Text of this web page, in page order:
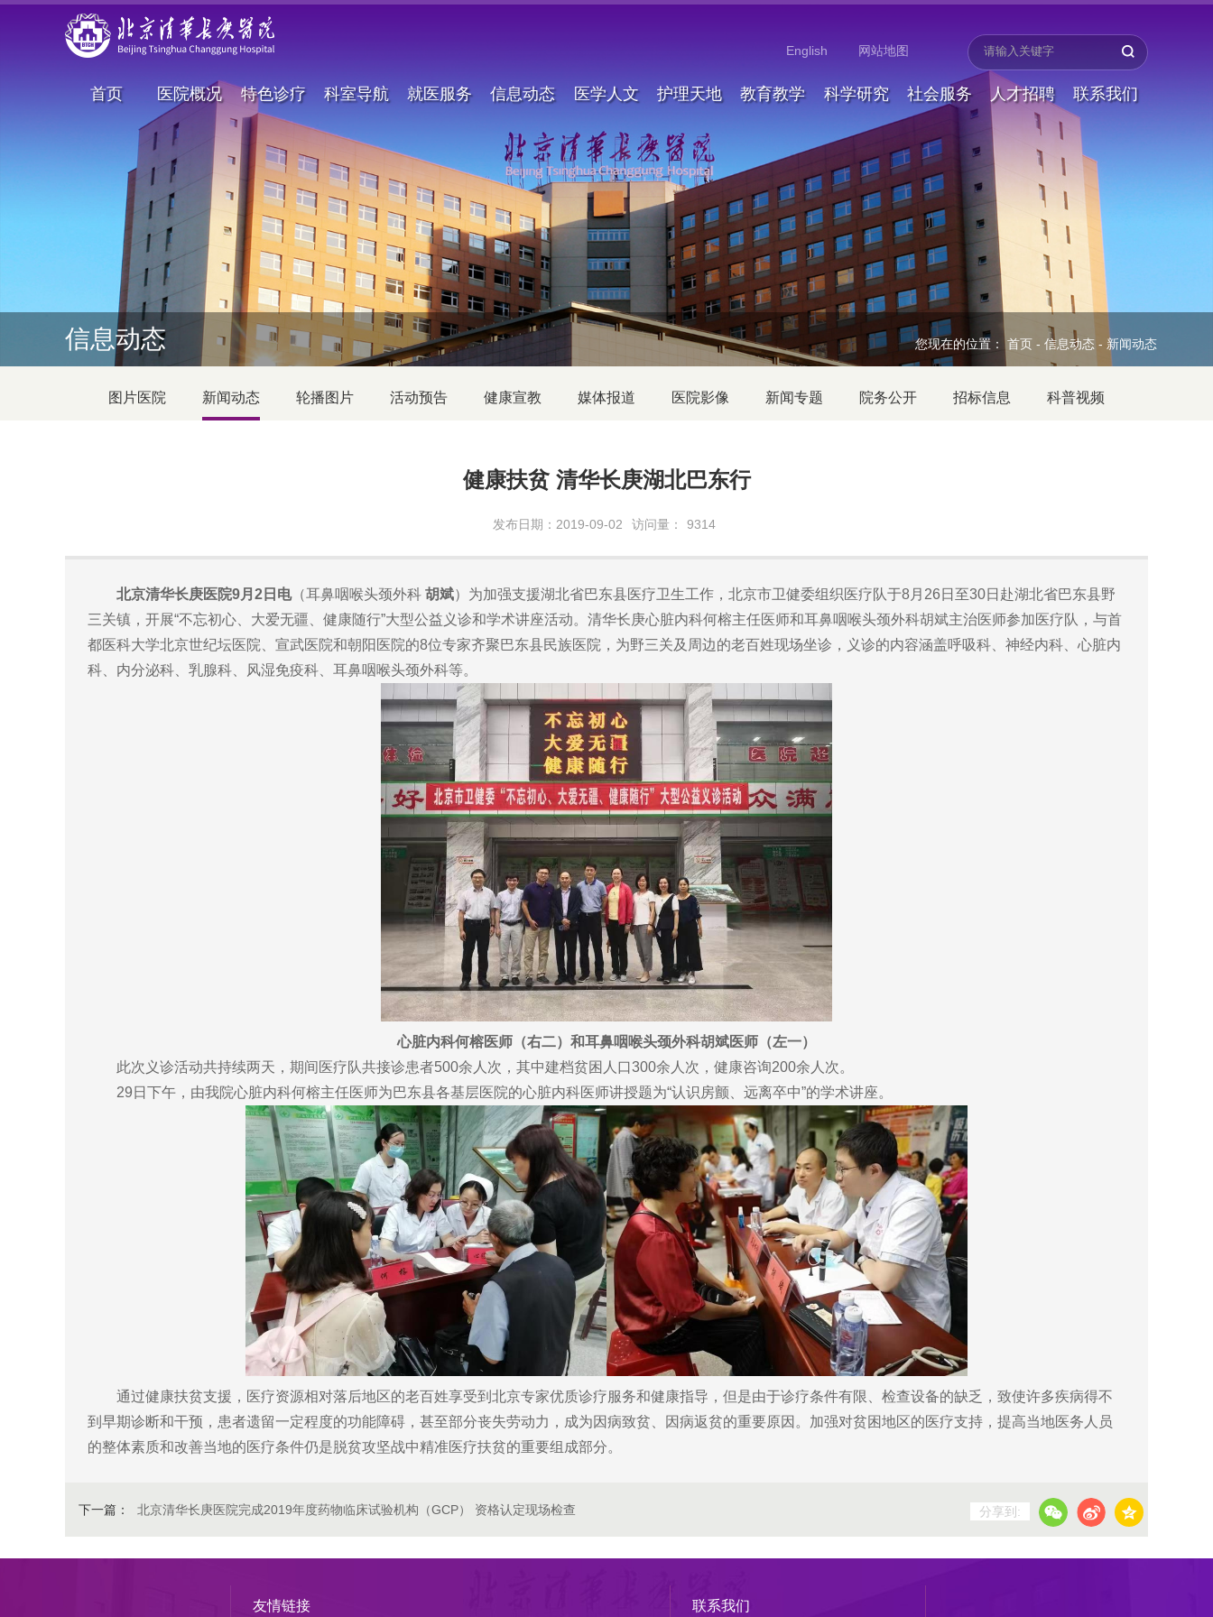
English 网站地图
首页 医院概况 特色诊疗 科室导航 就医服务 信息动态 医学人文 护理天地 教育教学 科学研究 社会服务 人才招聘 联系我们
信息动态 您现在的位置：首页 - 信息动态 - 新闻动态
图片医院 新闻动态 轮播图片 活动预告 健康宣教 媒体报道 医院影像 新闻专题 院务公开 招标信息 科普视频
健康扶贫 清华长庚湖北巴东行
发布日期：2019-09-02 访问量： 9314
北京清华长庚医院9月2日电（耳鼻咽喉头颈外科 胡斌）为加强支援湖北省巴东县医疗卫生工作，北京市卫健委组织医疗队于8月26日至30日赴湖北省巴东县野
三关镇，开展“不忘初心、大爱无疆、健康随行”大型公益义诊和学术讲座活动。清华长庚心脏内科何榕主任医师和耳鼻咽喉头颈外科胡斌主治医师参加医疗队，与首
都医科大学北京世纪坛医院、宣武医院和朝阳医院的8位专家齐聚巴东县民族医院，为野三关及周边的老百姓现场坐诊，义诊的内容涵盖呼吸科、神经内科、心脏内
科、内分泌科、乳腺科、风湿免疫科、耳鼻咽喉头颈外科等。
心脏内科何榕医师（右二）和耳鼻咽喉头颈外科胡斌医师（左一）
此次义诊活动共持续两天，期间医疗队共接诊患者500余人次，其中建档贫困人口300余人次，健康咨询200余人次。
29日下午，由我院心脏内科何榕主任医师为巴东县各基层医院的心脏内科医师讲授题为“认识房颤、远离卒中”的学术讲座。
通过健康扶贫支援，医疗资源相对落后地区的老百姓享受到北京专家优质诊疗服务和健康指导，但是由于诊疗条件有限、检查设备的缺乏，致使许多疾病得不
到早期诊断和干预，患者遗留一定程度的功能障碍，甚至部分丧失劳动力，成为因病致贫、因病返贫的重要原因。加强对贫困地区的医疗支持，提高当地医务人员
的整体素质和改善当地的医疗条件仍是脱贫攻坚战中精准医疗扶贫的重要组成部分。
下一篇： 北京清华长庚医院完成2019年度药物临床试验机构（GCP） 资格认定现场检查 分享到:
友情链接 联系我们